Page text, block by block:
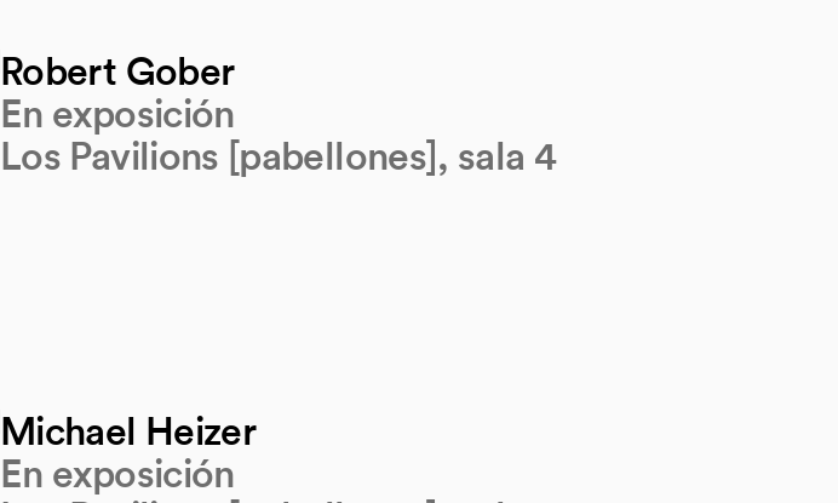
Robert Gober
En exposición
Los Pavilions [pabellones], sala 4
Michael Heizer
En exposición